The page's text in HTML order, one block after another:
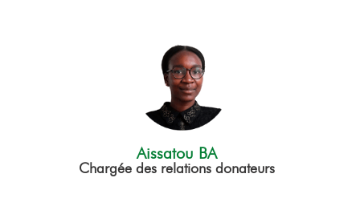
Aissatou BA
Chargée des relations donateurs